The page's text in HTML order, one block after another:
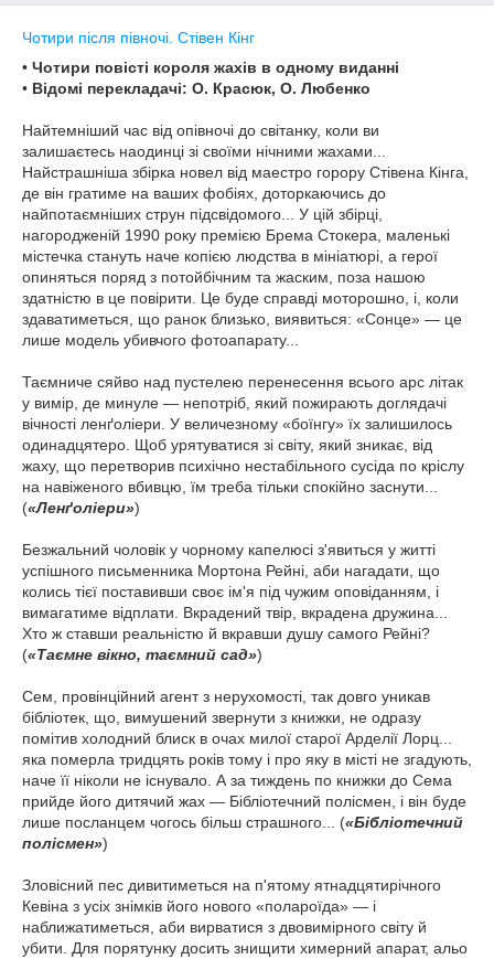
Чотири після півночі. Стівен Кінг
• Чотири повісті короля жахів в одному виданні
• Відомі перекладачі: О. Красюк, О. Любенко
Найтемніший час від опівночі до світанку, коли ви
залишаєтесь наодинці зі своїми нічними жахами...
Найстрашніша збірка новел від маестро горору Стівена Кінга,
де він гратиме на ваших фобіях, доторкаючись до
найпотаємніших струн підсвідомого... У цій збірці,
нагородженій 1990 року премією Брема Стокера, маленькі
містечка стануть наче копією людства в мініатюрі, а герої
опиняться поряд з потойбічним та жаским, поза нашою
здатністю в це повірити. Це буде справді моторошно, і, коли
здаватиметься, що ранок близько, виявиться: «Сонце» — це
лише модель убивчого фотоапарату...
Таємниче сяйво над пустелею перенесення всього арс літак
у вимір, де минуле — непотріб, який пожирають доглядачі
вічності ленґоліери. У величезному «боїнгу» їх залишилось
одинадцятеро. Щоб урятуватися зі світу, який зникає, від
жаху, що перетворив психічно нестабільного сусіда по кріслу
на навіженого вбивцю, їм треба тільки спокійно заснути...
(«Ленґоліери»)
Безжальний чоловік у чорному капелюсі з'явиться у житті
успішного письменника Мортона Рейні, аби нагадати, що
колись тієї поставивши своє ім'я під чужим оповіданням, і
вимагатиме відплати. Вкрадений твір, вкрадена дружина...
Хто ж ставши реальністю й вкравши душу самого Рейні?
(«Таємне вікно, таємний сад»)
Сем, провінційний агент з нерухомості, так довго уникав
бібліотек, що, вимушений звернути з книжки, не одразу
помітив холодний блиск в очах милої старої Арделії Лорц...
яка померла тридцять років тому і про яку в місті не згадують,
наче її ніколи не існувало. А за тиждень по книжки до Сема
прийде його дитячий жах — Бібліотечний полісмен, і він буде
лише посланцем чогось більш страшного... («Бібліотечний
полісмен»)
Зловісний пес дивитиметься на п'ятому ятнадцятирічного
Кевіна з усіх знімків його нового «полароїда» — і
наближатиметься, аби вирватися з двовимірного світу й
убити. Для порятунку досить знищити химерний апарат, альо